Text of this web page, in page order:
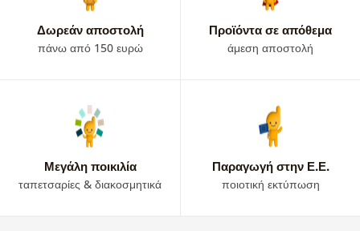
Δωρεάν αποστολή
πάνω από 150 ευρώ
Προϊόντα σε απόθεμα
άμεση αποστολή
Μεγάλη ποικιλία
ταπετσαρίες & διακοσμητικά
Παραγωγή στην Ε.Ε.
ποιοτική εκτύπωση